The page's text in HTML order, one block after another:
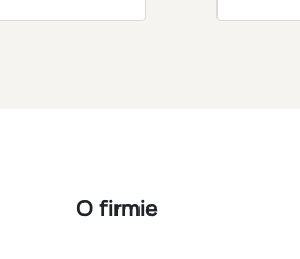
O firmie